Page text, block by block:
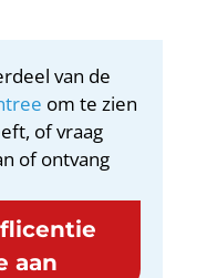
van de
om te zien
of vraag
of ontvang
aan